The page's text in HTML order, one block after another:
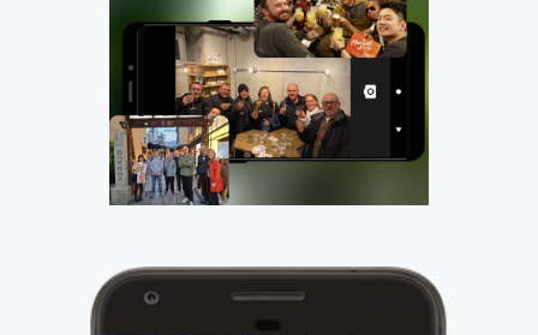
GUIDE
WORK
仕事内容